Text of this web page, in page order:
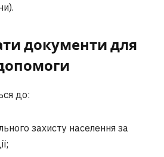
документи для
до:
захисту населення за